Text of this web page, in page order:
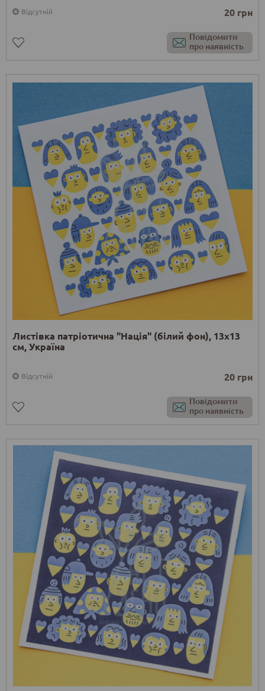
Відсутній 20 грн
Повідомити
про наявність
Листівка патріотична "Нація" (білий фон), 13х13
см, Україна
Відсутній 20 грн
Повідомити
про наявність